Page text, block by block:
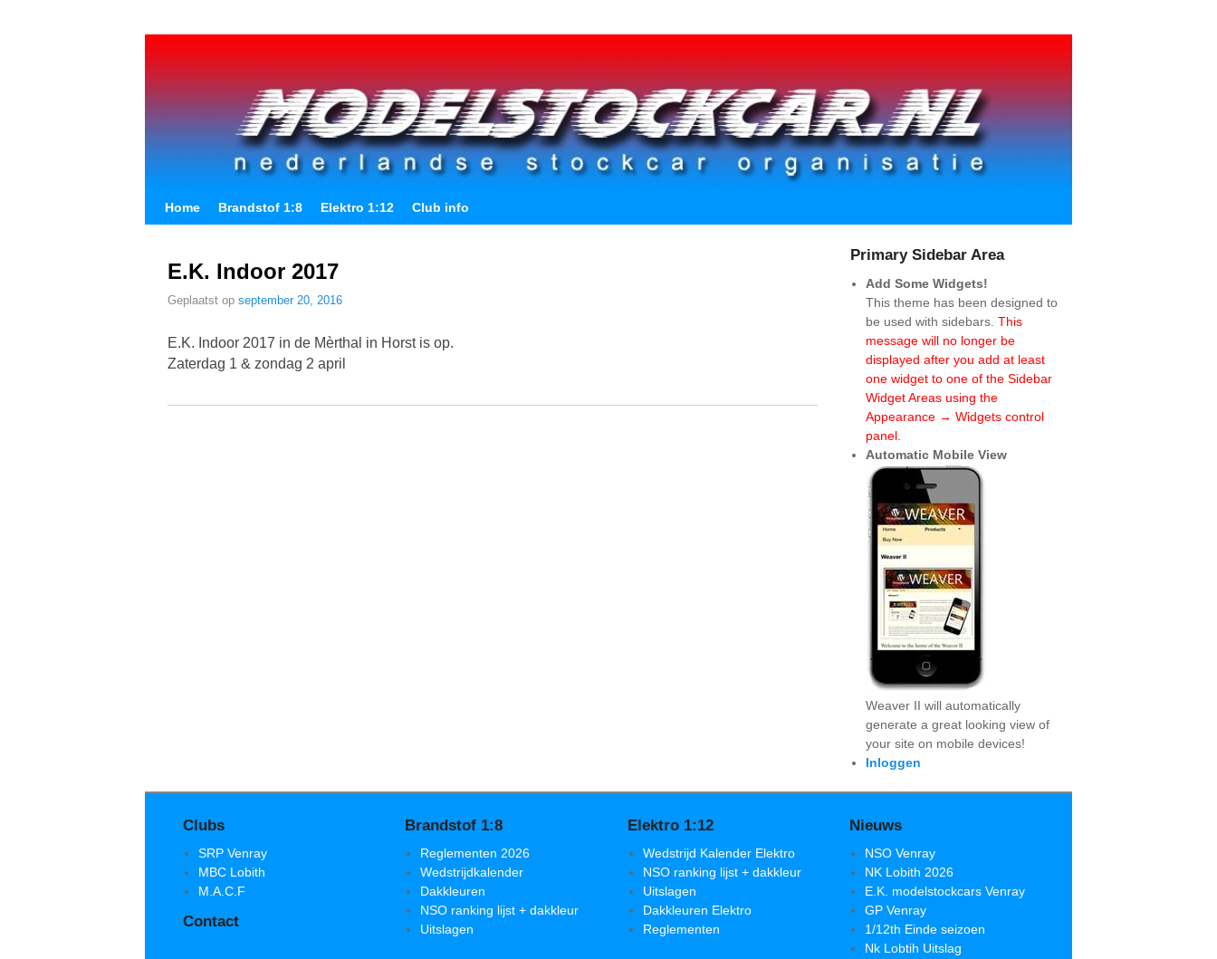
Home Brandstof 1:8 Elektro 1:12 Club info
E.K. Indoor 2017
Geplaatst op september 20, 2016
E.K. Indoor 2017 in de Mèrthal in Horst is op.
Zaterdag 1 & zondag 2 april
Primary Sidebar Area
Add Some Widgets!
This theme has been designed to
be used with sidebars.This
message will no longer be
displayed after you add at least
one widget to one of the Sidebar
Widget Areas using the
Appearance → Widgets control
panel.
Automatic Mobile View
Weaver II will automatically
generate a great looking view of
your site on mobile devices!
Inloggen
Clubs
SRP Venray
MBC Lobith
M.A.C.F
Contact
Brandstof 1:8
Reglementen 2026
Wedstrijdkalender
Dakkleuren
NSO ranking lijst + dakkleur
Uitslagen
Elektro 1:12
Wedstrijd Kalender Elektro
NSO ranking lijst + dakkleur
Uitslagen
Dakkleuren Elektro
Reglementen
Nieuws
NSO Venray
NK Lobith 2026
E.K. modelstockcars Venray
GP Venray
1/12th Einde seizoen
Nk Lobtih Uitslag